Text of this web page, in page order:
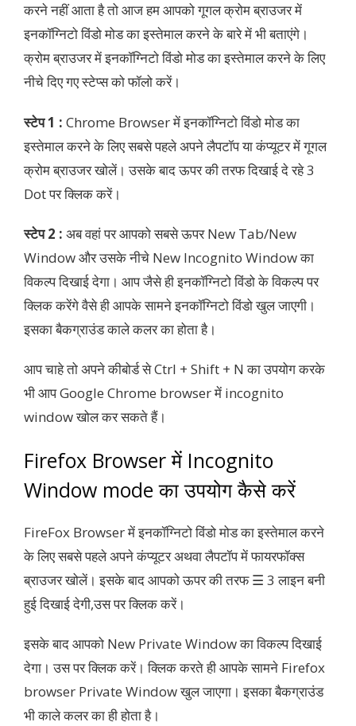
करने नहीं आता है तो आज हम आपको गूगल क्रोम ब्राउजर में
इनकॉग्निटो विंडो मोड का इस्तेमाल करने के बारे में भी बताएंगे।
क्रोम ब्राउजर में इनकॉग्निटो विंडो मोड का इस्तेमाल करने के लिए
नीचे दिए गए स्टेप्स को फॉलो करें।
स्टेप 1 : Chrome Browser में इनकॉग्निटो विंडो मोड का
इस्तेमाल करने के लिए सबसे पहले अपने लैपटॉप या कंप्यूटर में गूगल
क्रोम ब्राउजर खोलें। उसके बाद ऊपर की तरफ दिखाई दे रहे 3
Dot पर क्लिक करें।
स्टेप 2 : अब वहां पर आपको सबसे ऊपर New Tab/New
Window और उसके नीचे New Incognito Window का
विकल्प दिखाई देगा। आप जैसे ही इनकॉग्निटो विंडो के विकल्प पर
क्लिक करेंगे वैसे ही आपके सामने इनकॉग्निटो विंडो खुल जाएगी।
इसका बैकग्राउंड काले कलर का होता है।
आप चाहे तो अपने कीबोर्ड से Ctrl + Shift + N का उपयोग करके
भी आप Google Chrome browser में incognito
window खोल कर सकते हैं।
Firefox Browser में Incognito
Window mode का उपयोग कैसे करें
FireFox Browser में इनकॉग्निटो विंडो मोड का इस्तेमाल करने
के लिए सबसे पहले अपने कंप्यूटर अथवा लैपटॉप में फायरफॉक्स
ब्राउजर खोलें। इसके बाद आपको ऊपर की तरफ ☰ 3 लाइन बनी
हुई दिखाई देगी,उस पर क्लिक करें।
इसके बाद आपको New Private Window का विकल्प दिखाई
देगा। उस पर क्लिक करें। क्लिक करते ही आपके सामने Firefox
browser Private Window खुल जाएगा। इसका बैकग्राउंड
भी काले कलर का ही होता है।